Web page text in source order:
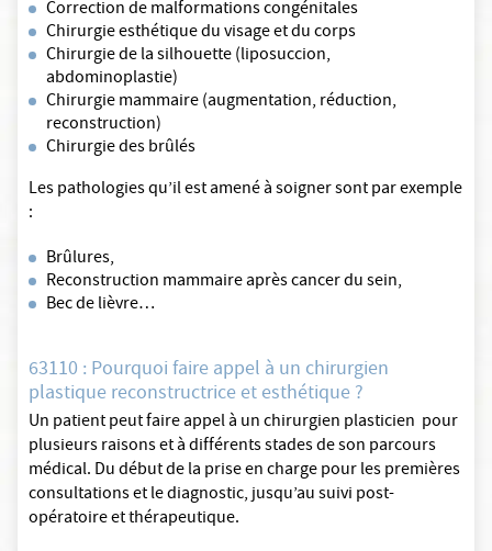
Correction de malformations congénitales
Chirurgie esthétique du visage et du corps
Chirurgie de la silhouette (liposuccion,
abdominoplastie)
Chirurgie mammaire (augmentation, réduction,
reconstruction)
Chirurgie des brûlés
Les pathologies qu’il est amené à soigner sont par exemple
:
Brûlures,
Reconstruction mammaire après cancer du sein,
Bec de lièvre…
63110 : Pourquoi faire appel à un chirurgien
plastique reconstructrice et esthétique ?
Un patient peut faire appel à un chirurgien plasticien pour
plusieurs raisons et à différents stades de son parcours
médical. Du début de la prise en charge pour les premières
consultations et le diagnostic, jusqu’au suivi post-
opératoire et thérapeutique.